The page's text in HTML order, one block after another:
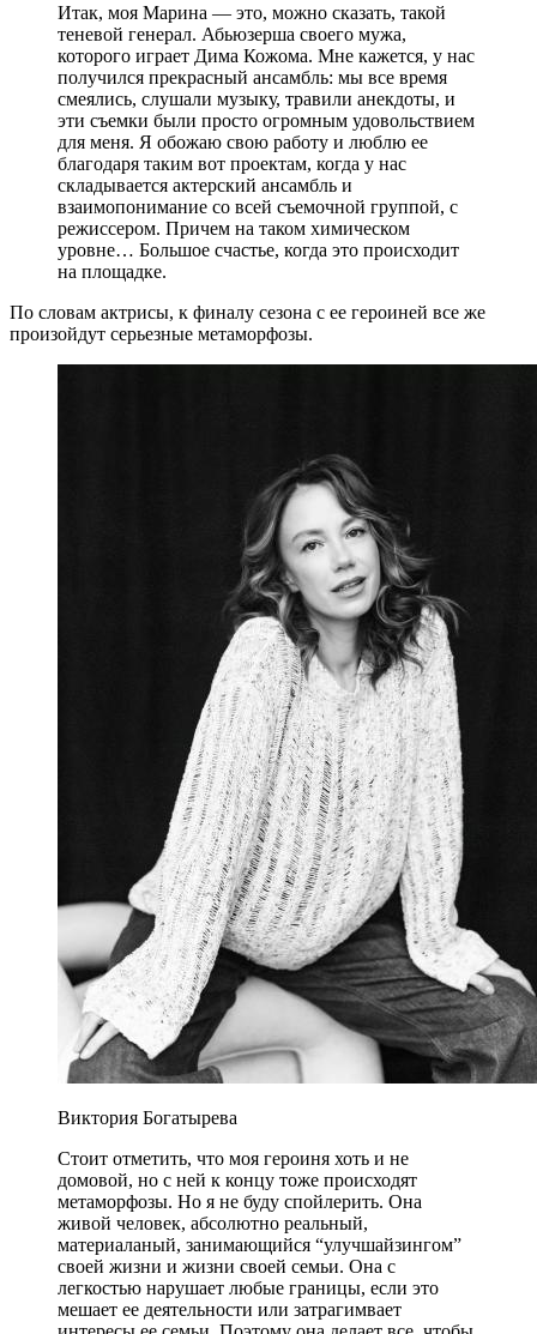
Итак, моя Марина — это, можно сказать, такой
теневой генерал. Абьюзерша своего мужа,
которого играет Дима Кожома. Мне кажется, у нас
получился прекрасный ансамбль: мы все время
смеялись, слушали музыку, травили анекдоты, и
эти съемки были просто огромным удовольствием
для меня. Я обожаю свою работу и люблю ее
благодаря таким вот проектам, когда у нас
складывается актерский ансамбль и
взаимопонимание со всей съемочной группой, с
режиссером. Причем на таком химическом
уровне… Большое счастье, когда это происходит
на площадке.
По словам актрисы, к финалу сезона с ее героиней все же
произойдут серьезные метаморфозы.
Виктория Богатырева
Стоит отметить, что моя героиня хоть и не
домовой, но с ней к концу тоже происходят
метаморфозы. Но я не буду спойлерить. Она
живой человек, абсолютно реальный,
материаланый, занимающийся “улучшайзингом”
своей жизни и жизни своей семьи. Она с
легкостью нарушает любые границы, если это
мешает ее деятельности или затрагимвает